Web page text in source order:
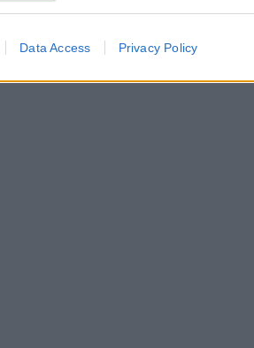
Data Access Privacy Policy
Στο έργο της κατάσβεσης λαμβάνουν